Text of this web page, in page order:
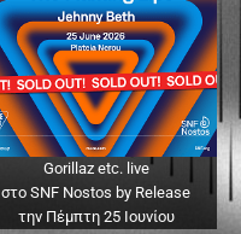
Gorillaz etc. live
στο SNF Nostos by Release
την Πέμπτη 25 Ιουνίου